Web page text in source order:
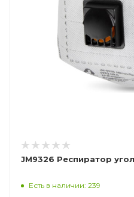
JM9326 Респиратор
Есть в наличии: 239